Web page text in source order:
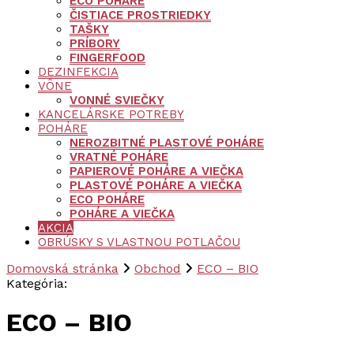
ČISTIACE PROSTRIEDKY
TAŠKY
PRÍBORY
FINGERFOOD
DEZINFEKCIA
VÔNE
VONNÉ SVIEČKY
KANCELÁRSKE POTREBY
POHÁRE
NEROZBITNÉ PLASTOVÉ POHÁRE
VRATNÉ POHÁRE
PAPIEROVÉ POHÁRE A VIEČKA
PLASTOVÉ POHÁRE A VIEČKA
ECO POHÁRE
POHÁRE A VIEČKA
AKCIA
OBRÚSKY S VLASTNOU POTLAČOU
Domovská stránka Obchod
ECO – BIO
Kategória:
ECO – BIO